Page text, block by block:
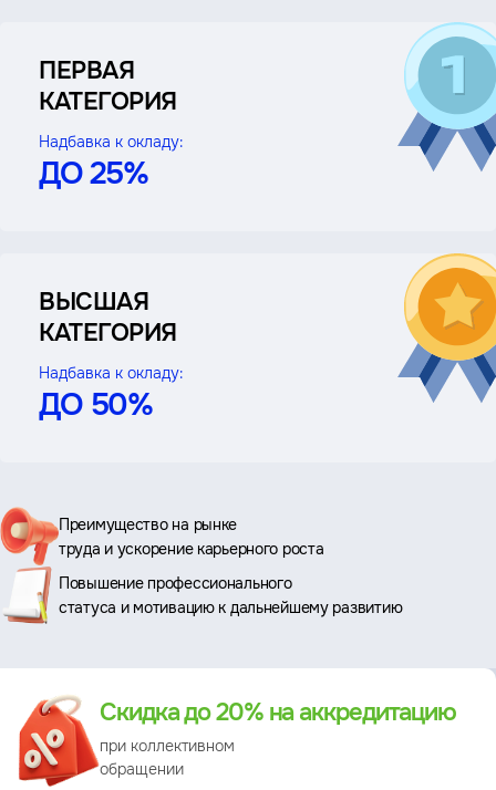
ПЕРВАЯ
КАТЕГОРИЯ
Надбавка к окладу:
ДО 25%
ВЫСШАЯ
КАТЕГОРИЯ
Надбавка к окладу:
ДО 50%
Ключевые
преимущества
Преимущество на рынке
труда и ускорение карьерного роста
Повышение профессионального
статуса и мотивацию к дальнейшему развитию
Преимущество
Скидка до 20% на аккредитацию
при коллективном
обращении